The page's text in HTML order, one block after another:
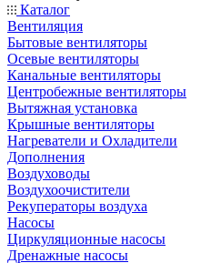
Каталог
Вентиляция
Бытовые вентиляторы
Осевые вентиляторы
Канальные вентиляторы
Центробежные вентиляторы
Вытяжная установка
Крышные вентиляторы
Нагреватели и Охладители
Дополнения
Воздуховоды
Воздухоочистители
Рекуператоры воздуха
Насосы
Циркуляционные насосы
Дренажные насосы